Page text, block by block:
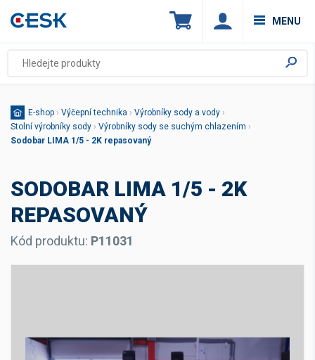
MENU
E-shop › Výčepní technika › Výrobníky sody a vody ›
Stolní výrobníky sody › Výrobníky sody se suchým chlazením ›
Sodobar LIMA 1/5 - 2K repasovaný
SODOBAR LIMA 1/5 - 2K
REPASOVANÝ
Kód produktu: P11031